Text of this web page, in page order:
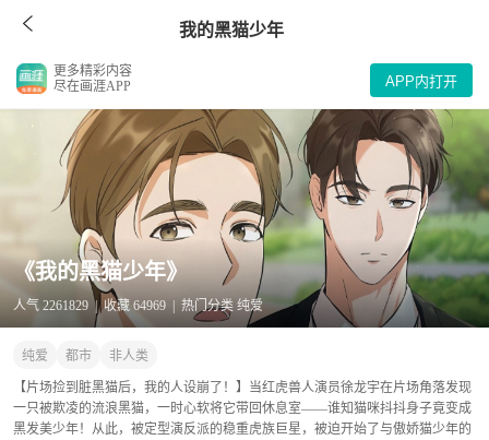
我的黑猫少年
更多精彩内容
尽在画涯APP
APP内打开
《我的黑猫少年》
人气 2261829 | 收藏 64969 | 热门分类 纯爱
纯爱 都市 非人类
【片场捡到脏黑猫后，我的人设崩了！】当红虎兽人演员徐龙宇在片场角落发现
一只被欺凌的流浪黑猫，一时心软将它带回休息室——谁知猫咪抖抖身子竟变成
黑发美少年！从此，被定型演反派的稳重虎族巨星，被迫开始了与傲娇猫少年的